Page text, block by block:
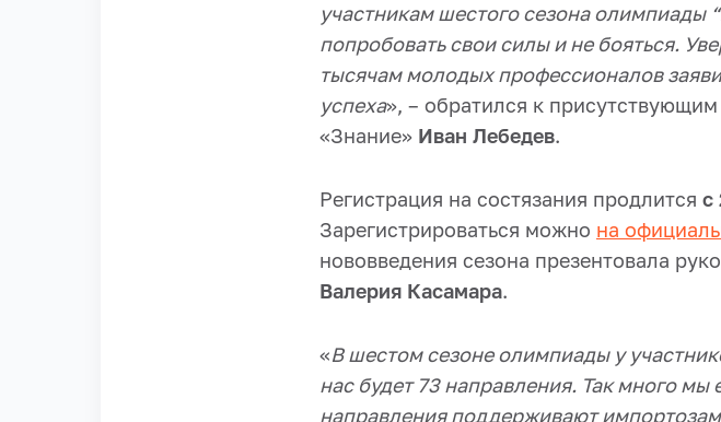
участникам шестого сезона олимпиады
попробовать свои силы и не бояться.
тысячам молодых профессионалов
успеха», – обратился к
«Знание» Иван Лебедев.
Регистрация на состязания продлится с
Зарегистрироваться можно на
нововведения сезона презентовала
Валерия Касамара.
«В шестом сезоне олимпиады у
нас будет 73 направления. Так много
направления поддерживают